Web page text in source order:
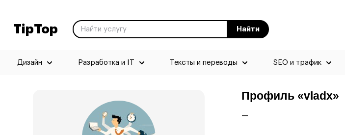
TipTop Найти
Дизайн Разработка и IT Тексты и переводы SEO и трафик
Профиль «vladx»
—